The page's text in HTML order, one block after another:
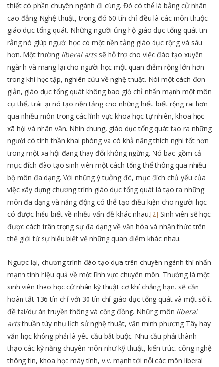
thiết có phần chuyên ngành đi cùng. Đó có thể là bằng cử nhân
cao đẳng Nghệ thuật, trong đó 60 tín chỉ đều là các môn thuộc
giáo dục tổng quát. Những người ủng hộ giáo dục tổng quát tin
rằng nó giúp người học có một nền tảng giáo dục rộng và sâu
hơn. Một trường liberal artssẽ hỗ trợ cho việc đào tạo xuyên
ngành và mang lại cho người học một quan điểm rộng lớn hơn
trong khi học tập, nghiên cứu về nghệ thuật. Nói một cách đơn
giản, giáo dục tổng quát không bao giờ chỉ nhấn mạnh một môn
cụ thể, trái lại nó tạo nền tảng cho những hiểu biết rộng rãi hơn
qua nhiều môn trong các lĩnh vực khoa học tự nhiên, khoa học
xã hội và nhân văn. Nhìn chung, giáo dục tổng quát tạo ra những
người có tinh thần khai phóng và có khả năng thích nghi tốt hơn
trong một xã hội đang thay đổi không ngừng. Nó bao gồm cả
mục đích đào tạo sinh viên một cách tổng thể thông qua nhiều
bộ môn đa dạng. Với những ý tưởng đó, mục đích chủ yếu của
việc xây dựng chương trình giáo dục tổng quát là tạo ra những
môn đa dạng và năng động có thể tạo điều kiện cho người học
có được hiểu biết về nhiều vấn đề khác nhau.[2] Sinh viên sẽ học
được cách trân trọng sự đa dạng về văn hóa và nhận thức trên
thế giới từ sự hiểu biết về những quan điểm khác nhau.
Ngược lại, chương trình đào tạo dựa trên chuyên ngành thì nhấn
mạnh tính hiệu quả về một lĩnh vực chuyên môn. Thường là một
sinh viên theo học cử nhân kỹ thuật cơ khí chẳng hạn, sẽ cần
hoàn tất 136 tín chỉ với 30 tín chỉ giáo dục tổng quát và một số ít
đề tài/dự án truyền thông và cộng đồng. Những môn liberal
artsthuần túy như lịch sử nghệ thuật, văn minh phương Tây hay
văn học không phải là yêu cầu bắt buộc. Nhu cầu phải thành
thạo các kỹ năng chuyên môn như kỹ thuật, kiến trúc, công nghệ
thông tin, khoa học máy tính, v.v. mạnh tới nỗi các môn liberal